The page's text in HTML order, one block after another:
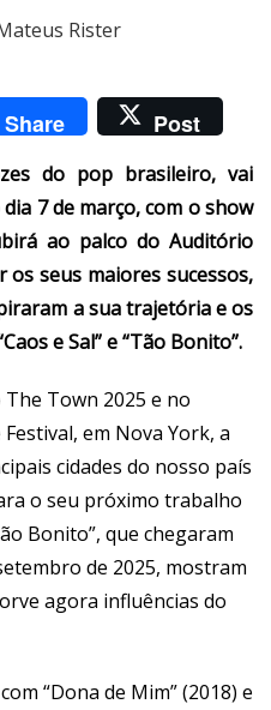
Rister
Share Post
do pop brasileiro, vai
7 de março, com o show
ao palco do Auditório
seus maiores sucessos,
a sua trajetória e os
e Sal” e “Tão Bonito”.
Town 2025 e no
em Nova York, a
cidades do nosso país
o seu próximo trabalho
Bonito”, que chegaram
de 2025, mostram
agora influências do
“Dona de Mim” (2018) e